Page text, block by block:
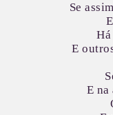
Se
E
E na